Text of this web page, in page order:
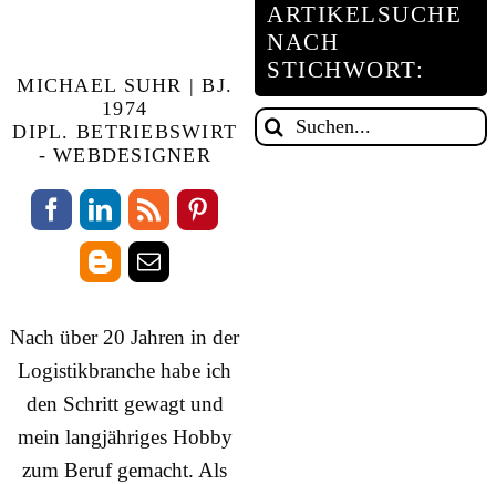
MICHAEL SUHR | BJ.
1974
DIPL. BETRIEBSWIRT
- WEBDESIGNER
Nach über 20 Jahren in der
Logistikbranche habe ich
den Schritt gewagt und
mein langjähriges Hobby
zum Beruf gemacht. Als
ARTIKELSUCHE
NACH
STICHWORT:
Suche